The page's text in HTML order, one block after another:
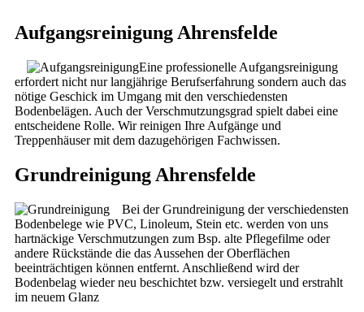
Aufgangsreinigung Ahrensfelde
Eine professionelle Aufgangsreinigung
erfordert nicht nur langjährige Berufserfahrung sondern auch das
nötige Geschick im Umgang mit den verschiedensten
Bodenbelägen. Auch der Verschmutzungsgrad spielt dabei eine
entscheidene Rolle. Wir reinigen Ihre Aufgänge und
Treppenhäuser mit dem dazugehörigen Fachwissen.
Grundreinigung Ahrensfelde
Bei der Grundreinigung der verschiedensten
Bodenbelege wie PVC, Linoleum, Stein etc. werden von uns
hartnäckige Verschmutzungen zum Bsp. alte Pflegefilme oder
andere Rückstände die das Aussehen der Oberflächen
beeinträchtigen können entfernt. Anschließend wird der
Bodenbelag wieder neu beschichtet bzw. versiegelt und erstrahlt
im neuem Glanz